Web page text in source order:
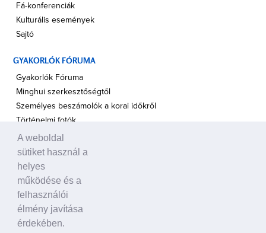
Fá-konferenciák
Kulturális események
Sajtó
GYAKORLÓK FÓRUMA
Gyakorlók Fóruma
Minghui szerkesztőségtől
Személyes beszámolók a korai időkről
Történelmi fotók
A TÁMOGATÁS HANGJA
Politikusok
Civil szervezetek, ENSZ
Egyéb
A VILÁG HÍREI
A weboldal
sütiket használ a
helyes
működése és a
felhasználói
élmény javítása
érdekében.